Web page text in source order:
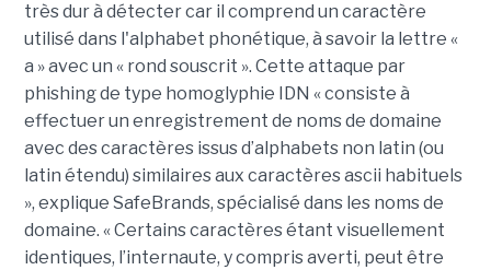
très dur à détecter car il comprend un caractère
utilisé dans l'alphabet phonétique, à savoir la lettre «
a » avec un « rond souscrit ». Cette attaque par
phishing de type homoglyphie IDN « consiste à
effectuer un enregistrement de noms de domaine
avec des caractères issus d’alphabets non latin (ou
latin étendu) similaires aux caractères ascii habituels
», explique SafeBrands, spécialisé dans les noms de
domaine. « Certains caractères étant visuellement
identiques, l’internaute, y compris averti, peut être